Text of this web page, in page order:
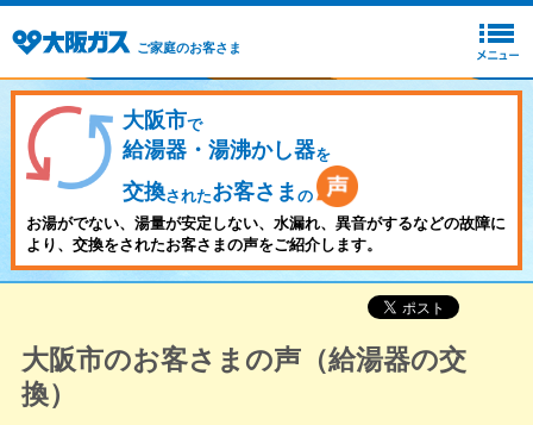
ご家庭のお客さま
大阪市で
給湯器・湯沸かし器を
交換されたお客さま の
お湯がでない、湯量が安定しない、水漏れ、異音がするなどの故障に
より、交換をされたお客さまの声をご紹介します。
大阪市のお客さまの声（給湯器の交
換）